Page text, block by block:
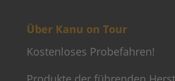
Über Kanu on Tour
Kostenloses Probefahren!